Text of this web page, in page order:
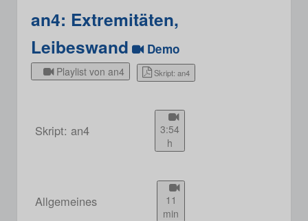
an4: Extremitäten,
Leibeswand
Demo
Playlist von an4 Skript: an4
Skript: an4
3:54
h
Allgemeines
11
min